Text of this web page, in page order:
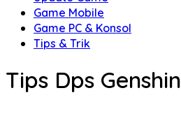
Game Mobile
Game PC & Konsol
Tips & Trik
Tips Dps Genshin